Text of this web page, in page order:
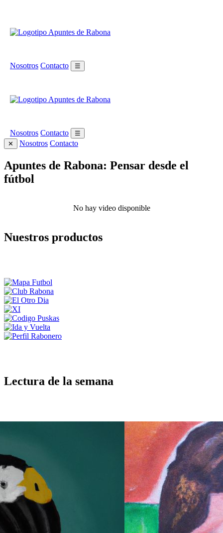
Nosotros Contacto ☰
Nosotros Contacto
☰
✕
Nosotros Contacto
Apuntes de Rabona: Pensar desde el
fútbol
No hay video disponible
Nuestros productos
Lectura de la semana